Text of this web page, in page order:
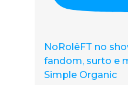
NoRolêFT no
fandom, surto e
Simple Organic